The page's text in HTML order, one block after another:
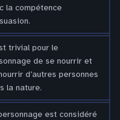
la compétence
trivial pour le
de se nourrir et
d’autres personnes
la nature.
est considéré